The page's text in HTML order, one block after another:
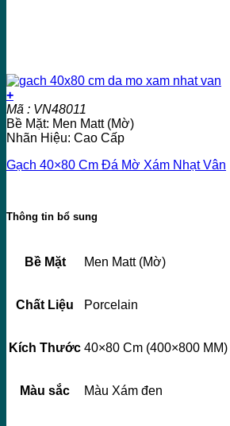
+
Mã : VN48011
Bề Mặt: Men Matt (Mờ)
Nhãn Hiệu: Cao Cấp
Gạch 40×80 Cm Đá Mờ Xám Nhạt Vân
Thông tin bổ sung
Bề Mặt Men Matt (Mờ)
Chất Liệu Porcelain
Kích Thước 40×80 Cm (400×800 MM)
Màu sắc Màu Xám đen